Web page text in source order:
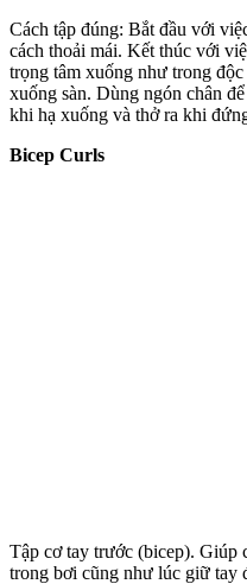
Cách tập đúng: Bắt đầu với
cách thoải mái. Kết thúc với
trọng tâm xuống như trong
xuống sàn. Dùng ngón chân
khi hạ xuống và thở ra khi
Bicep Curls
Tập cơ tay trước (bicep). Giúp
trong bơi cũng như lúc giữ tay